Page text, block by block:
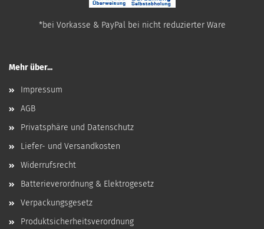
*bei Vorkasse & PayPal bei nicht reduzierter Ware
Mehr über...
Impressum
AGB
Privatsphäre und Datenschutz
Liefer- und Versandkosten
Widerrufsrecht
Batterieverordnung & Elektrogesetz
Verpackungsgesetz
Produktsicherheitsverordnung